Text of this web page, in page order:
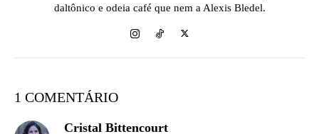
daltônico e odeia café que nem a Alexis Bledel.
1 COMENTÁRIO
Cristal Bittencourt